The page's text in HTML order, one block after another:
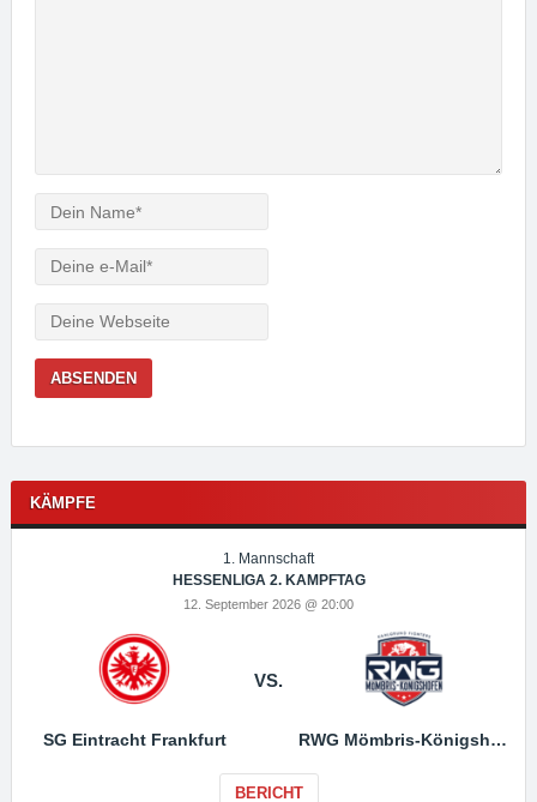
Verfasser
Mail
Webseite
KÄMPFE
1. Mannschaft
HESSENLIGA 2. KAMPFTAG
12. September 2026 @ 20:00
SG Eintracht Frankfurt
VS.
RWG Mömbris-Königshofen
BERICHT